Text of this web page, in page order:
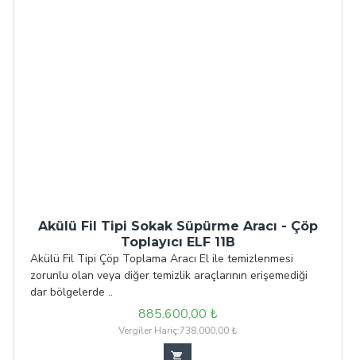
Akülü Fil Tipi Sokak Süpürme Aracı - Çöp
Toplayıcı ELF 11B
Akülü Fil Tipi Çöp Toplama Aracı El ile temizlenmesi
zorunlu olan veya diğer temizlik araçlarının erişemediği
dar bölgelerde ..
885.600,00 ₺
Vergiler Hariç:738.000,00 ₺